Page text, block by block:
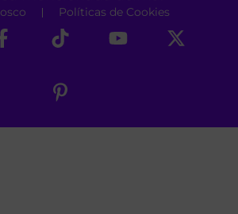
Políticas de Cookies